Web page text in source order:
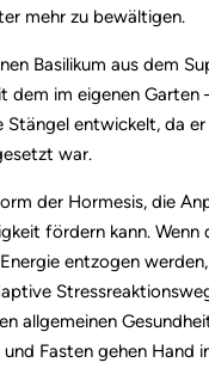
mehr zu bewältigen.
Basilikum aus dem
dem im eigenen Garten
Stängel entwickelt, da
war.
der Hormesis, die
fördern kann. Wenn
entzogen
allgemeinen
Fasten gehen Hand